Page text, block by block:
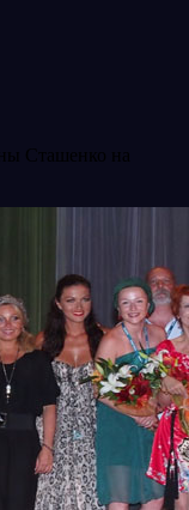
Сташенко на